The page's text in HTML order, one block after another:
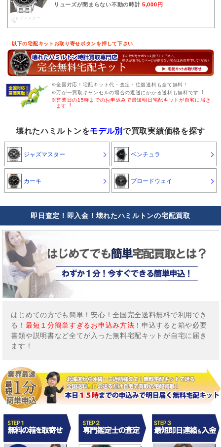
ジャズマスター
19/
リューズが閉まらない不動の時計5,000円
以下の宅配キットお取り寄せボタンを押して下さい
※全国対応！宅配キット代・査定・往復送料も全て無料！
※万が一買取キャンセルの場合の返送にかかる送料も無料です︕
※営業日の15時までのお申込みで最短明日宅配キットが自宅に届き
ます︕
壊れたハミルトンをモデル別で買取実績価格を探す
ジャズマスター ベンチュラ
カーキ ブロードウェイ
即日査定！即入金！壊れたハミルトンの宅配買取
はじめての方でも簡単！安心！全国完全送料無料で利用でき
る！ 最短１分簡単すぎるお申込み方法 ！申込すると箱や必要
書類や説明書など全てが入った無料宅配キットが自宅に届き
ます！